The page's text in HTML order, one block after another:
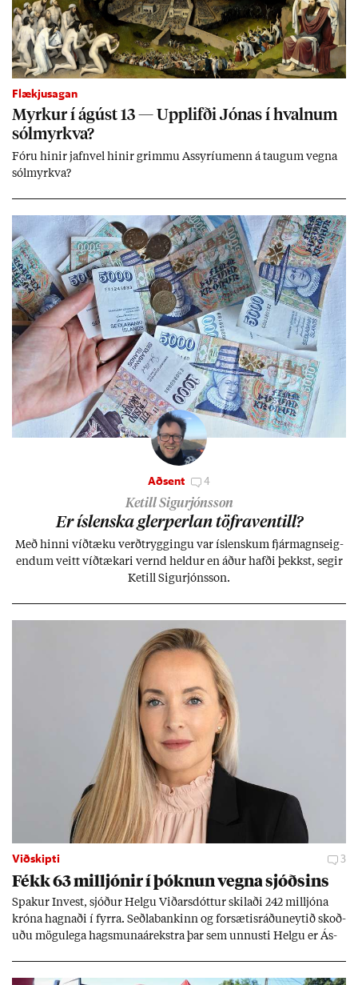
Flækjusagan
Myrk­ur í ág­úst 13 — Upp­lifði Jón­as í hvaln­um
sól­myrkva?
Fóru hinir jafn­vel hinir grimmu Ass­yríu­menn á taug­um vegna
sól­myrkva?
Aðsent 4
Ketill Sigurjónsson
Er ís­lenska glerperl­an töfra­ventill?
Með hinni víð­tæku verð­trygg­ingu var ís­lensk­um fjár­magns­eig­
end­um veitt víð­tæk­ari vernd held­ur en áð­ur hafði þekkst, seg­ir
Ketill Sig­ur­jóns­son.
Viðskipti 3
Fékk 63 millj­ón­ir í þókn­un vegna sjóðs­ins
Spak­ur In­vest, sjóð­ur Helgu Við­ars­dótt­ur skil­aði 242 millj­óna
króna hagn­aði í fyrra. Seðla­bank­inn og for­sæt­is­ráðu­neyt­ið skoð­
uðu mögu­lega hags­muna­árekstra þar sem unnusti Helgu er Ás­